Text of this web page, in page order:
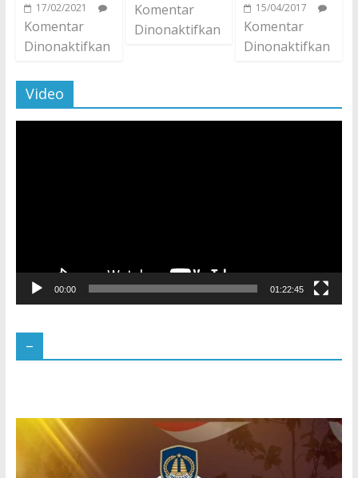
17/02/2021
Komentar
Dinonaktifkan
Komentar
Dinonaktifkan
15/04/2017
Komentar
Dinonaktifkan
Video
00:00 01:22:45
–